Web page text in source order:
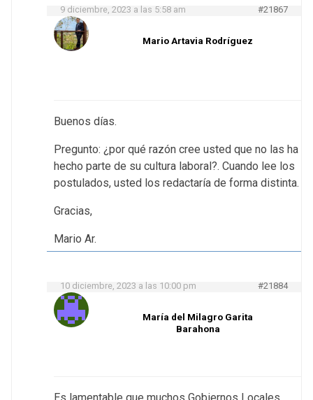
9 diciembre, 2023 a las 5:58 am #21867
Mario Artavia Rodríguez
Buenos días.
Pregunto: ¿por qué razón cree usted que no las ha
hecho parte de su cultura laboral?. Cuando lee los
postulados, usted los redactaría de forma distinta.
Gracias,
Mario Ar.
10 diciembre, 2023 a las 10:00 pm #21884
María del Milagro Garita
Barahona